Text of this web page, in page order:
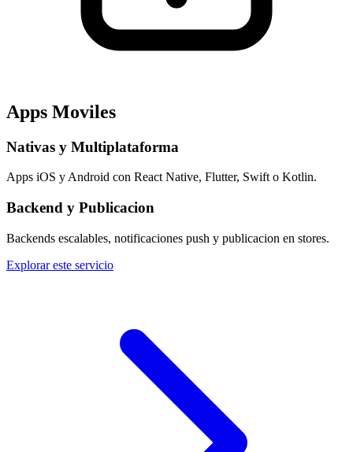
Apps Moviles
Nativas y Multiplataforma
Apps iOS y Android con React Native, Flutter, Swift o Kotlin.
Backend y Publicacion
Backends escalables, notificaciones push y publicacion en stores.
Explorar este servicio